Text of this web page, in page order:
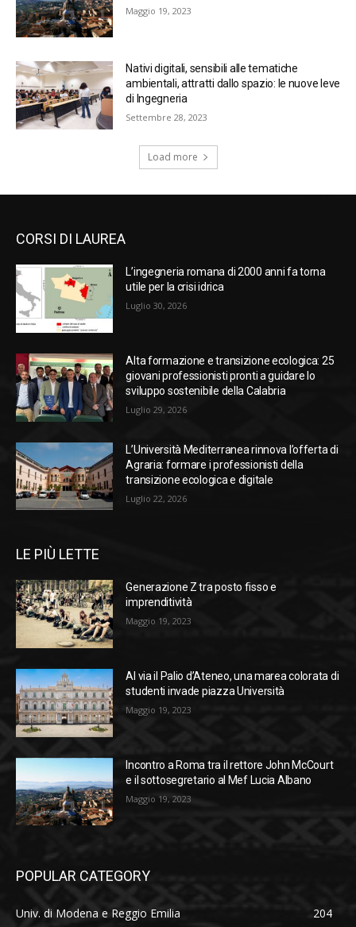
Maggio 19, 2023
Nativi digitali, sensibili alle tematiche
ambientali, attratti dallo spazio: le nuove leve
di Ingegneria
Settembre 28, 2023
Load more
CORSI DI LAUREA
L’ingegneria romana di 2000 anni fa torna
utile per la crisi idrica
Luglio 30, 2026
Alta formazione e transizione ecologica: 25
giovani professionisti pronti a guidare lo
sviluppo sostenibile della Calabria
Luglio 29, 2026
L’Università Mediterranea rinnova l’offerta di
Agraria: formare i professionisti della
transizione ecologica e digitale
Luglio 22, 2026
LE PIÙ LETTE
Generazione Z tra posto fisso e
imprenditività
Maggio 19, 2023
Al via il Palio d’Ateneo, una marea colorata di
studenti invade piazza Università
Maggio 19, 2023
Incontro a Roma tra il rettore John McCourt
e il sottosegretario al Mef Lucia Albano
Maggio 19, 2023
POPULAR CATEGORY
Univ. di Modena e Reggio Emilia
204